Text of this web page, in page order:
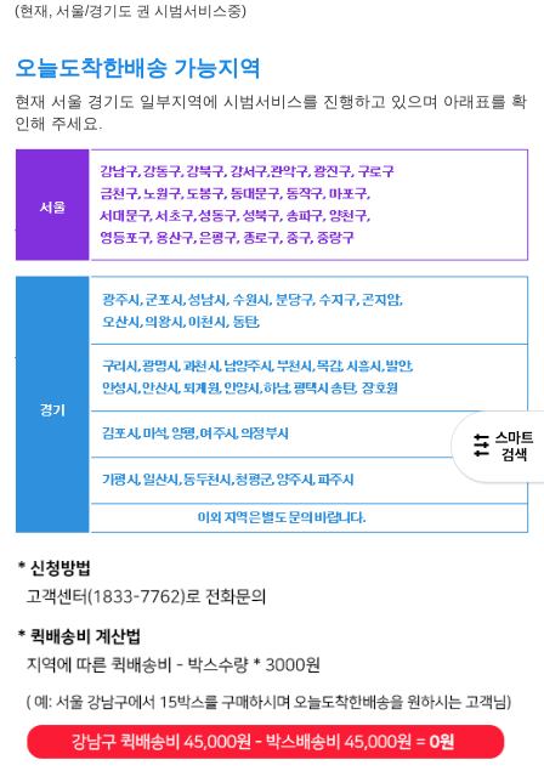
(현재, 서울/경기도 권 시범서비스중)
오늘도착한배송 가능지역
현재 서울 경기도 일부지역에 시범서비스를 진행하고 있으며 아래표를 확
인해 주세요.